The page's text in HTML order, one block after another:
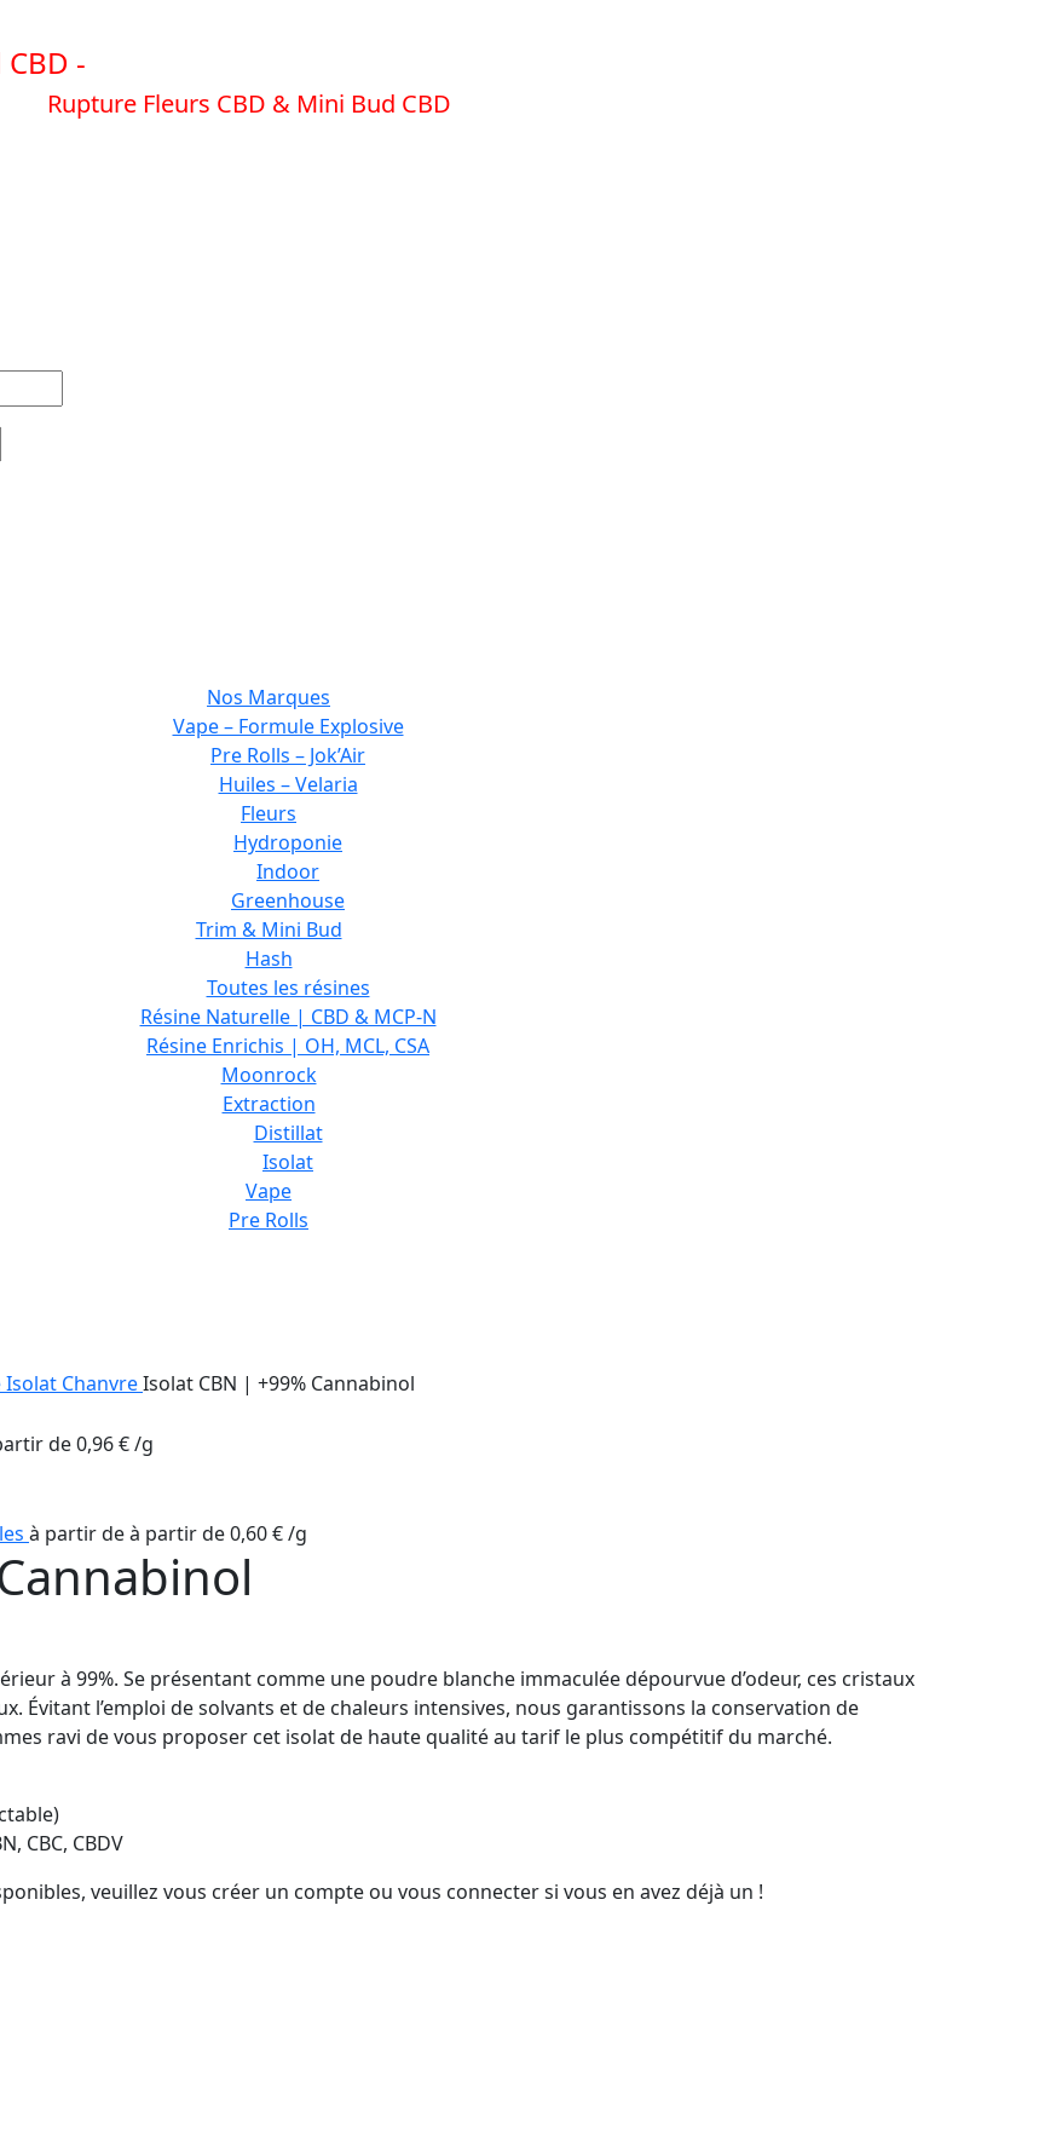
-
Rupture Fleurs CBD & Mini Bud CBD
Nos Marques
Vape – Formule Explosive
Pre Rolls – Jok’Air
Huiles – Velaria
Fleurs
Hydroponie
Indoor
Greenhouse
Trim & Mini Bud
Hash
Toutes les résines
Résine Naturelle | CBD & MCP-N
Résine Enrichis | OH, MCL, CSA
Moonrock
Extraction
Distillat
Isolat
Vape
Pre Rolls
Isolat ChanvreIsolat CBN | +99% Cannabinol
de0,96€/g
à partir deà partir de0,60€/g
à 99%. Se présentant comme une poudre blanche immaculée dépourvue d’odeur, ces cristaux
Évitant l’emploi de solvants et de chaleurs intensives, nous garantissons la conservation de
ravi de vous proposer cet isolat de haute qualité au tarif le plus compétitif du marché.
CBC, CBDV
veuillez vous créer un compte ou vous connecter si vous en avez déjà un !